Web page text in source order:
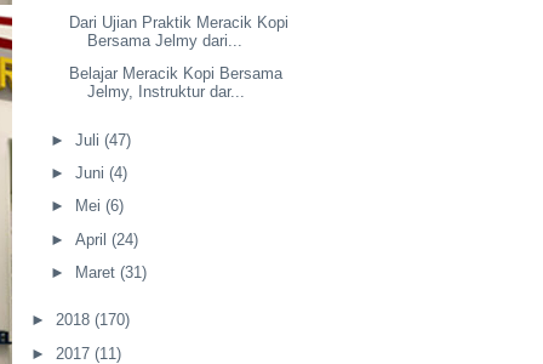
Dari Ujian Praktik Meracik Kopi
Bersama Jelmy dari...
Belajar Meracik Kopi Bersama
Jelmy, Instruktur dar...
► Juli (47)
► Juni (4)
►
Mei (6)
► April (24)
►
Maret (31)
► 2018 (170)
► 2017 (11)